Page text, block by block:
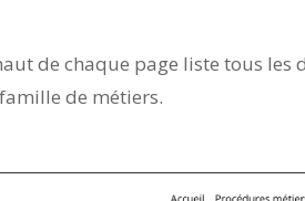
de chaque page liste tous les
de métiers.